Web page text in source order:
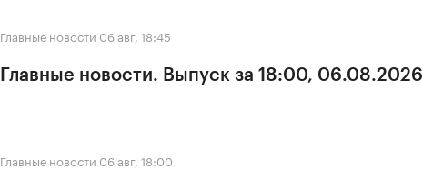
Главные новости 06 авг, 18:45
Главные новости. Выпуск за 18:00, 06.08.2026
Главные новости 06 авг, 18:00